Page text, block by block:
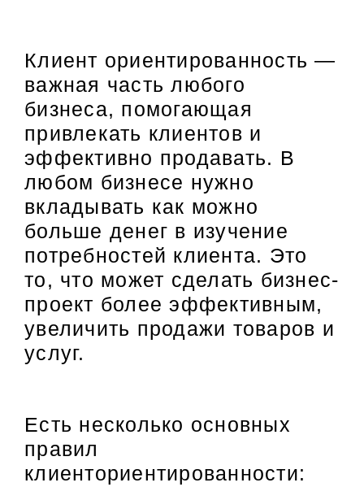
Клиент ориентированность —
важная часть любого
бизнеса, помогающая
привлекать клиентов и
эффективно продавать. В
любом бизнесе нужно
вкладывать как можно
больше денег в изучение
потребностей клиента. Это
то, что может сделать бизнес-
проект более эффективным,
увеличить продажи товаров и
услуг.
Есть несколько основных
правил
клиенториентированности: